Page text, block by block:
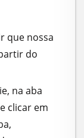
que nossa
do
na aba
clicar em